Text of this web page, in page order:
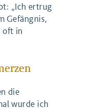
„Ich ertrug
Gefängnis,
oft in
die
wurde ich